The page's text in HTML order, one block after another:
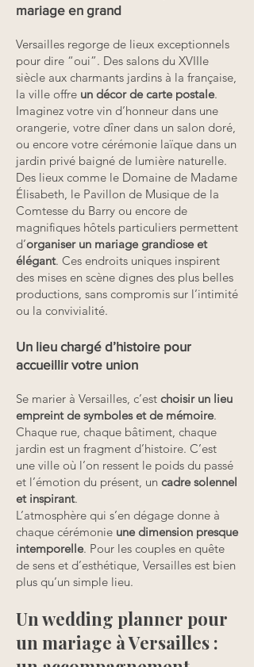
mariage en grand
Versailles regorge de lieux exceptionnels
pour dire “oui”. Des salons du XVIIIe
siècle aux charmants jardins à la française,
la ville offre un décor de carte postale.
Imaginez votre vin d’honneur dans une
orangerie, votre dîner dans un salon doré,
ou encore votre cérémonie laïque dans un
jardin privé baigné de lumière naturelle.
Des lieux comme le Domaine de Madame
Élisabeth, le Pavillon de Musique de la
Comtesse du Barry ou encore de
magnifiques hôtels particuliers permettent
d’organiser un mariage grandiose et
élégant. Ces endroits uniques inspirent
des mises en scène dignes des plus belles
productions, sans compromis sur l’intimité
ou la convivialité.
Un lieu chargé d’histoire pour
accueillir votre union
Se marier à Versailles, c’est choisir un lieu
empreint de symboles et de mémoire.
Chaque rue, chaque bâtiment, chaque
jardin est un fragment d’histoire. C’est
une ville où l’on ressent le poids du passé
et l’émotion du présent, un cadre solennel
et inspirant.
L’atmosphère qui s’en dégage donne à
chaque cérémonie une dimension presque
intemporelle. Pour les couples en quête
de sens et d’esthétique, Versailles est bien
plus qu’un simple lieu.
​Un wedding planner pour
un mariage à Versailles :